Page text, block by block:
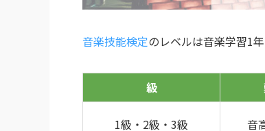
音楽技能検定のレベルは音楽学習1
級
1級・2級・3級 音